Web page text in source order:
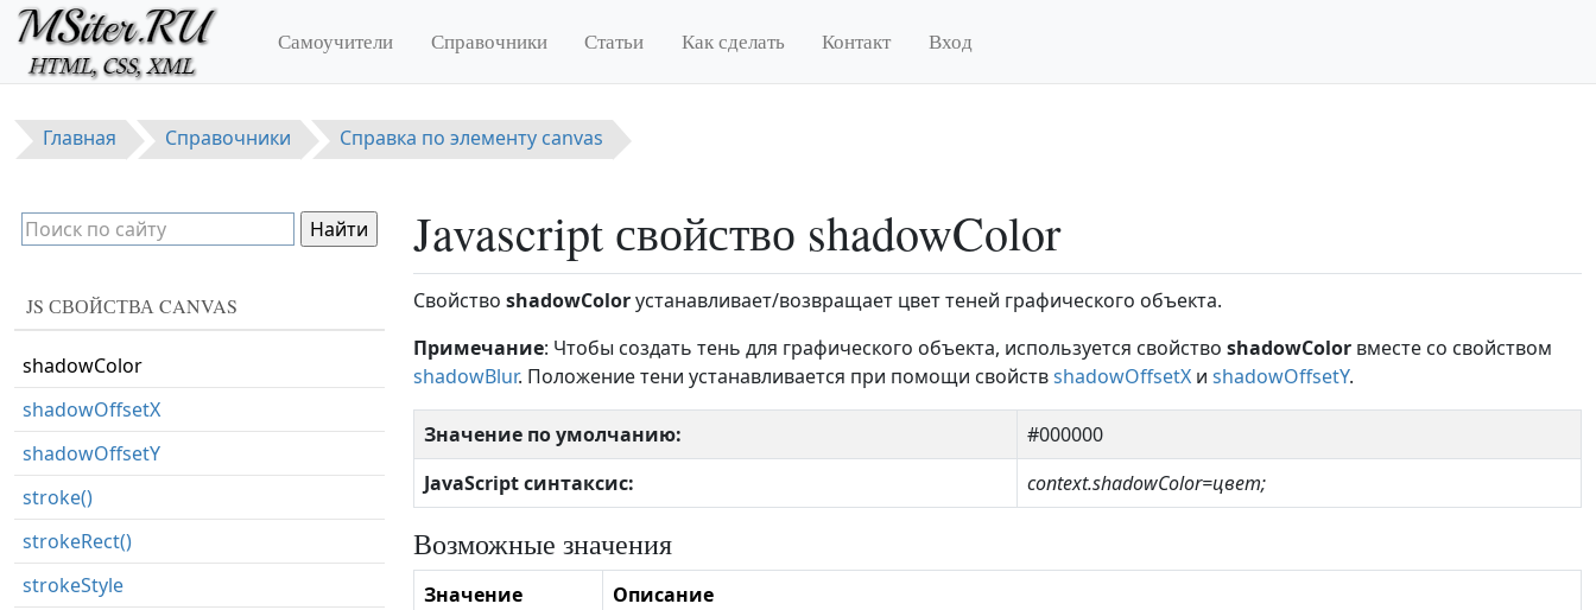
Перейти к основному содержанию
Самоучители Справочники Статьи Как сделать Контакт Вход
Главная Справочники Справка по элементу canvas
Javascript свойство shadowColor
Свойство shadowColorустанавливает/возвращает цвет теней графического объекта.
Примечание: Чтобы создать тень для графического объекта, используется свойство shadowColor вместе со свойством
shadowBlur. Положение тени устанавливается при помощи свойствshadowOffsetX и shadowOffsetY.
Значение по умолчанию:
#000000
JavaScript синтаксис:
context.shadowColor=цвет;
Возможные значения
Значение
Описание
JS СВОЙСТВА CANVAS
moveTo()
putImageData()
rect()
scale()
shadowBlur
shadowColor
shadowOffsetX
shadowOffsetY
stroke()
strokeRect()
strokeStyle